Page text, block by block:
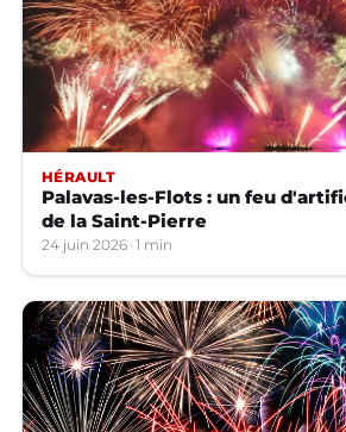
HÉRAULT
Palavas-les-Flots : un feu
de la Saint-Pierre
24 juin 2026 1 min